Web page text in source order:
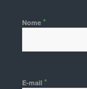
Nome *
E-mail *